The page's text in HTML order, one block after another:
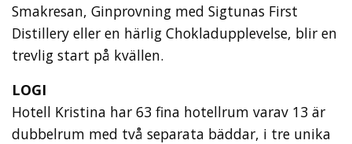
Smakresan, Ginprovning med Sigtunas First
Distillery eller en härlig Chokladupplevelse, blir en
trevlig start på kvällen.
LOGI
Hotell Kristina har 63 fina hotellrum varav 13 är
dubbelrum med två separata bäddar, i tre unika